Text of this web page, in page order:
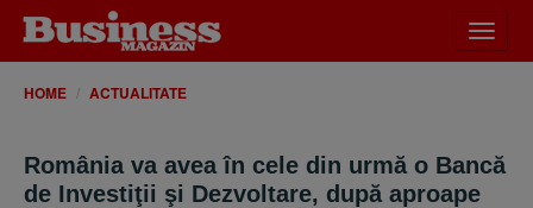
meniu
HOME ACTUALITATE
România va avea în cele din urmă o Bancă
de Investiţii şi Dezvoltare, după aproape